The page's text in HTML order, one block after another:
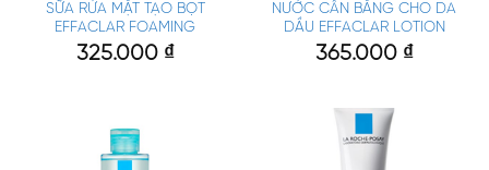
SỮA RỬA MẶT TẠO BỌT
EFFACLAR FOAMING
325.000 ₫
NƯỚC CÂN BẰNG CHO DA
DẦU EFFACLAR LOTION
365.000 ₫